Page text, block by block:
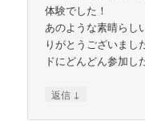
体験でした！
あのような素晴らし
りがとうございまし
ドにどんどん参加し
返信 ↓